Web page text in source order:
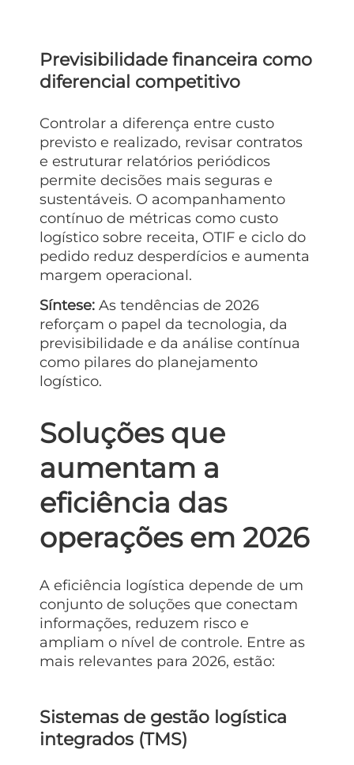
Previsibilidade financeira como
diferencial competitivo
Controlar a diferença entre custo
previsto e realizado, revisar contratos
e estruturar relatórios periódicos
permite decisões mais seguras e
sustentáveis. O acompanhamento
contínuo de métricas como custo
logístico sobre receita, OTIF e ciclo do
pedido reduz desperdícios e aumenta
margem operacional.
Síntese: As tendências de 2026
reforçam o papel da tecnologia, da
previsibilidade e da análise contínua
como pilares do planejamento
logístico.
Soluções que
aumentam a
eficiência das
operações em 2026
A eficiência logística depende de um
conjunto de soluções que conectam
informações, reduzem risco e
ampliam o nível de controle. Entre as
mais relevantes para 2026, estão:
Sistemas de gestão logística
integrados (TMS)